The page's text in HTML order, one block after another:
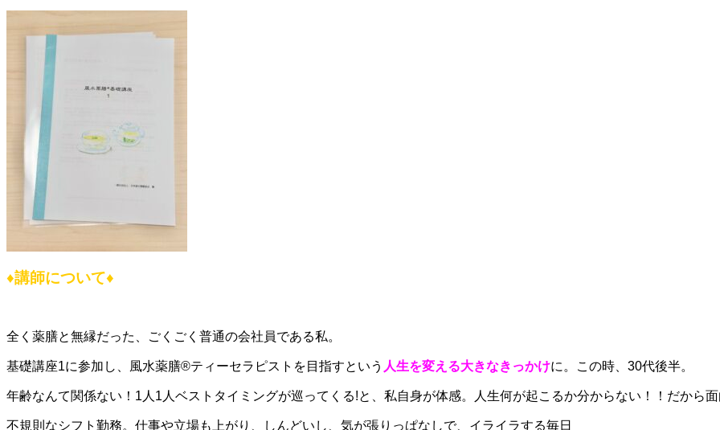
♦講師について♦
全く薬膳と無縁だった、ごくごく普通の会社員である私。
基礎講座1に参加し、風水薬膳®ティーセラピストを目指すという 人生を変える大きなきっかけに。この時、30代後半。
年齢なんて関係ない！1人1人ベストタイミングが巡ってくる!と、私自身が体感。人生何が起こるか分からない！！だから
不規則なシフト勤務。 仕事や立場も上がり、 しんどいし、気が張りっぱなしで、イライラする毎日